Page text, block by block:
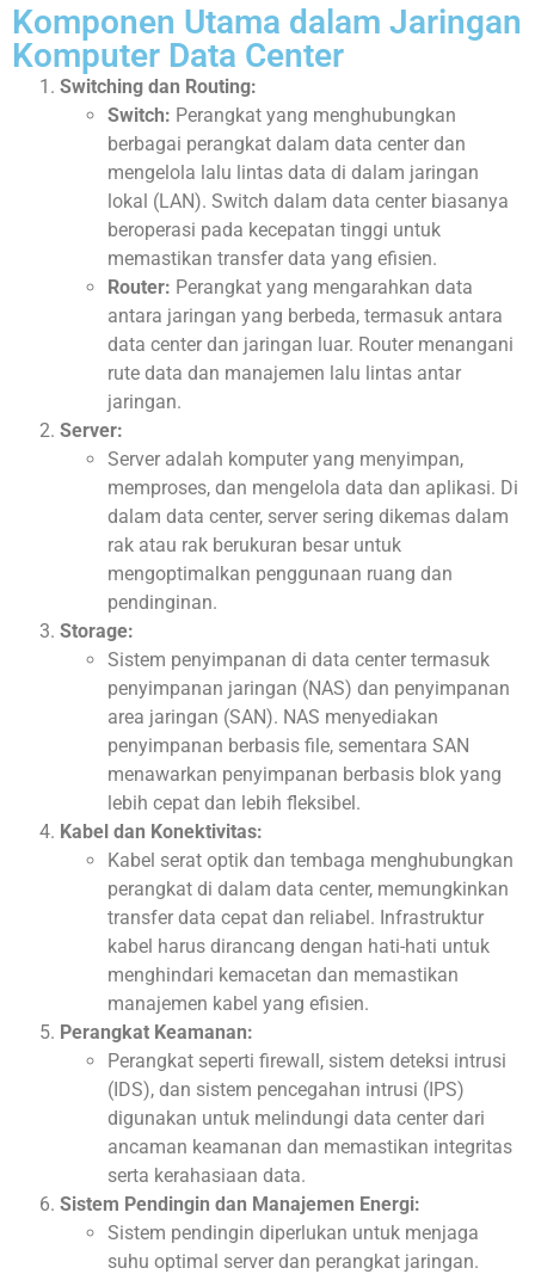
Komponen Utama dalam Jaringan
Komputer Data Center
Switching dan Routing:
Switch: Perangkat yang menghubungkan
berbagai perangkat dalam data center dan
mengelola lalu lintas data di dalam jaringan
lokal (LAN). Switch dalam data center biasanya
beroperasi pada kecepatan tinggi untuk
memastikan transfer data yang efisien.
Router: Perangkat yang mengarahkan data
antara jaringan yang berbeda, termasuk antara
data center dan jaringan luar. Router menangani
rute data dan manajemen lalu lintas antar
jaringan.
Server:
Server adalah komputer yang menyimpan,
memproses, dan mengelola data dan aplikasi. Di
dalam data center, server sering dikemas dalam
rak atau rak berukuran besar untuk
mengoptimalkan penggunaan ruang dan
pendinginan.
Storage:
Sistem penyimpanan di data center termasuk
penyimpanan jaringan (NAS) dan penyimpanan
area jaringan (SAN). NAS menyediakan
penyimpanan berbasis file, sementara SAN
menawarkan penyimpanan berbasis blok yang
lebih cepat dan lebih fleksibel.
Kabel dan Konektivitas:
Kabel serat optik dan tembaga menghubungkan
perangkat di dalam data center, memungkinkan
transfer data cepat dan reliabel. Infrastruktur
kabel harus dirancang dengan hati-hati untuk
menghindari kemacetan dan memastikan
manajemen kabel yang efisien.
Perangkat Keamanan:
Perangkat seperti firewall, sistem deteksi intrusi
(IDS), dan sistem pencegahan intrusi (IPS)
digunakan untuk melindungi data center dari
ancaman keamanan dan memastikan integritas
serta kerahasiaan data.
Sistem Pendingin dan Manajemen Energi:
Sistem pendingin diperlukan untuk menjaga
suhu optimal server dan perangkat jaringan.